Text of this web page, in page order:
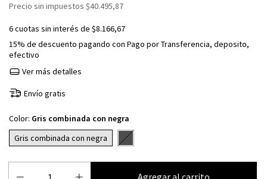
Precio sin impuestos $40.495,87
6cuotas sin interés de $8.166,67
15% de descuento pagando con Pago por Transferencia, deposito,
efectivo
Ver más detalles
Envío gratis
Color: Gris combinada con negra
Gris combinada con negra